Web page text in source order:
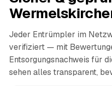
Jeder Entrümpler im
verifiziert — mit
Entsorgungsnachweis für
sehen alles transparent,